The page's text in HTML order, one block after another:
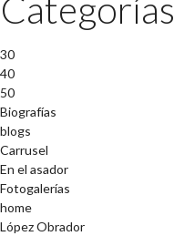
Categorías
30
40
50
Biografías
blogs
Carrusel
En el asador
Fotogalerías
home
López Obrador